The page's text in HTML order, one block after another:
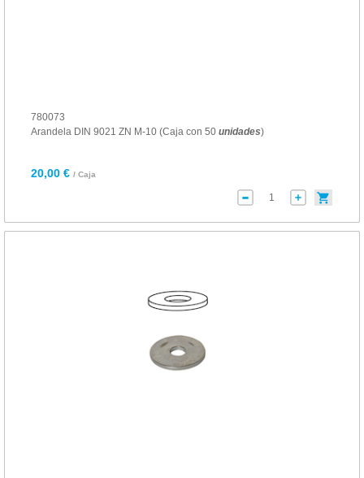
780073
Arandela DIN 9021 ZN M-10 (Caja con 50 unidades)
20,00 € / Caja